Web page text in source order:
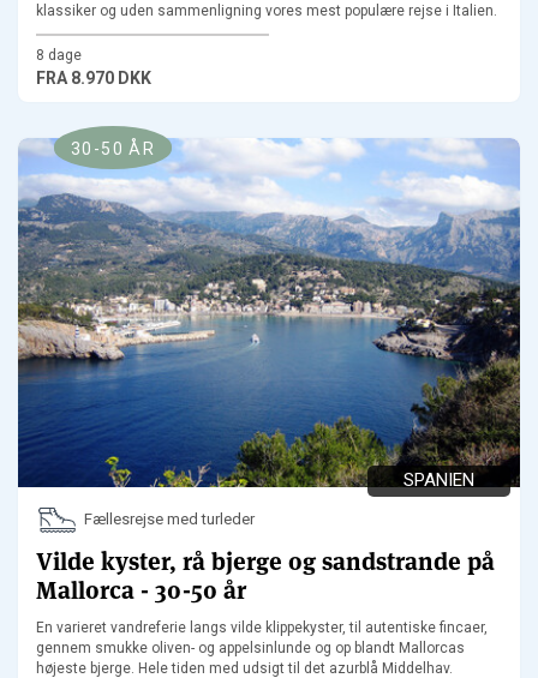
klassiker og uden sammenligning vores mest populære rejse i Italien.
8 dage
FRA 8.970 DKK
30-50 ÅR
SPANIEN
Fællesrejse med turleder
Vilde kyster, rå bjerge og sandstrande på
Mallorca - 30-50 år
En varieret vandreferie langs vilde klippekyster, til autentiske fincaer,
gennem smukke oliven- og appelsinlunde og op blandt Mallorcas
højeste bjerge. Hele tiden med udsigt til det azurblå Middelhav.